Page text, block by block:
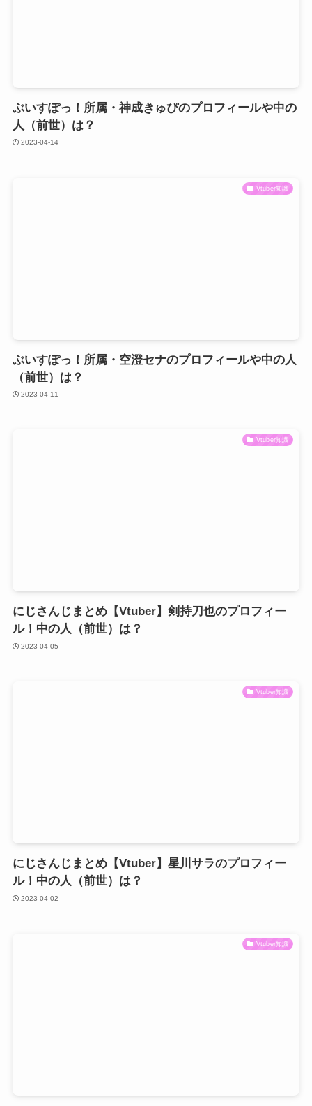
ぶいすぽっ！所属・神成きゅぴのプロフィールや中の
人（前世）は？
2023-04-14
Vtuber知識
ぶいすぽっ！所属・空澄セナのプロフィールや中の人
（前世）は？
2023-04-11
Vtuber知識
にじさんじまとめ【Vtuber】剣持刀也のプロフィー
ル！中の人（前世）は？
2023-04-05
Vtuber知識
にじさんじまとめ【Vtuber】星川サラのプロフィー
ル！中の人（前世）は？
2023-04-02
Vtuber知識